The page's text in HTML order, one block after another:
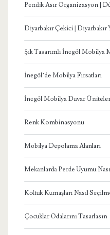
Pendik Asır Organizasyon |
Diyarbakır Çekici | Diyarbakır
Şık Tasarımlı İnegöl Mobilya
İnegöl’de Mobilya Fırsatları
İnegöl Mobilya Duvar
Renk Kombinasyonu
Mobilya Depolama Alanları
Mekanlarda Perde Uyumu
Koltuk Kumaşları Nasıl
Çocuklar Odalarını Tasarlasın